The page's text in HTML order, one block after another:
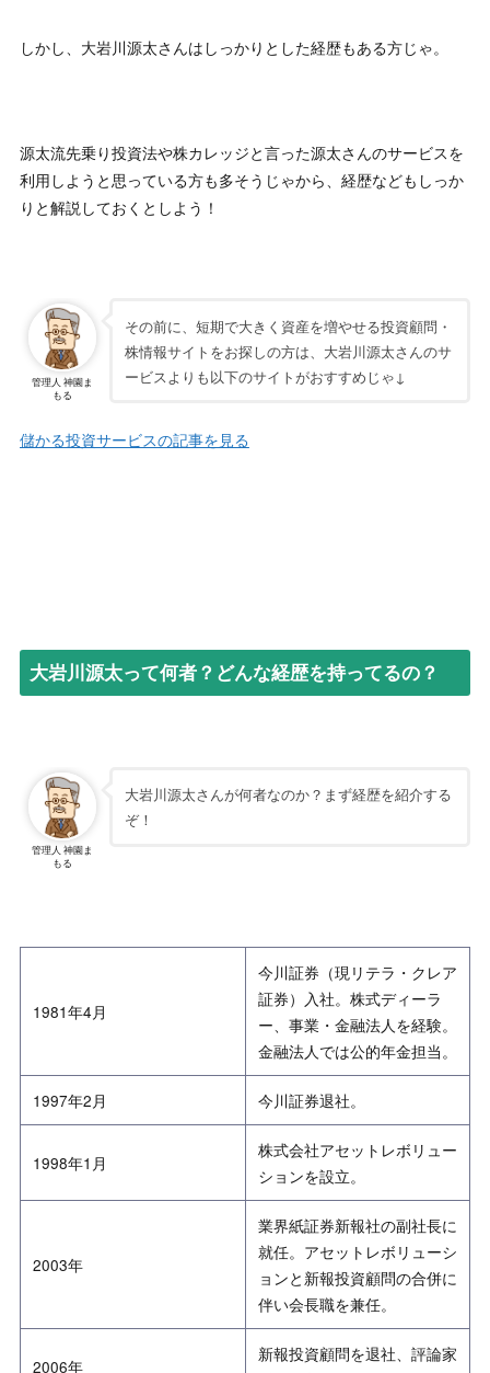
しかし、大岩川源太さんはしっかりとした経歴もある方じゃ。
源太流先乗り投資法や株カレッジと言った源太さんのサービスを
利用しようと思っている方も多そうじゃから、経歴などもしっか
りと解説しておくとしよう！
管理人 神園ま
もる
その前に、短期で大きく資産を増やせる投資顧問・
株情報サイトをお探しの方は、大岩川源太さんのサ
ービスよりも以下のサイトがおすすめじゃ↓
儲かる投資サービスの記事を見る
大岩川源太って何者？どんな経歴を持ってるの？
管理人 神園ま
もる
大岩川源太さんが何者なのか？まず経歴を紹介する
ぞ！
1981年4月
今川証券（現リテラ・クレア
証券）入社。株式ディーラ
ー、事業・金融法人を経験。
金融法人では公的年金担当。
1997年2月 今川証券退社。
1998年1月
株式会社アセットレボリュー
ションを設立。
2003年
業界紙証券新報社の副社長に
就任。アセットレボリューシ
ョンと新報投資顧問の合併に
伴い会長職を兼任。
2006年
新報投資顧問を退社、評論家